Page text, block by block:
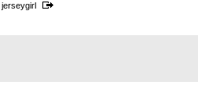
jerseygirl